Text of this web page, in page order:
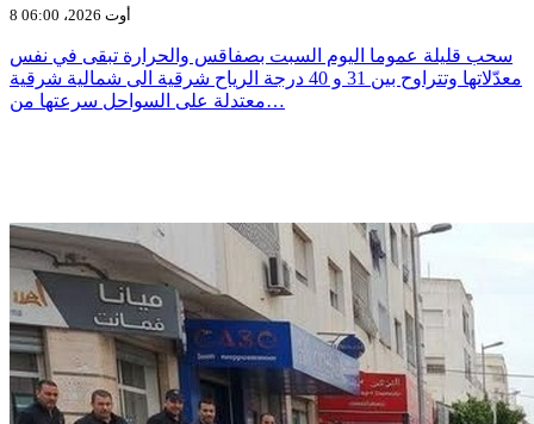
8 أوت 2026، 06:00
سحب قليلة عموما اليوم السبت بصفاقس والحرارة تبقى في نفس
معدّلاتها وتتراوح بين 31 و 40 درجة الرياح شرقية الى شمالية شرقية
معتدلة على السواحل سرعتها من…